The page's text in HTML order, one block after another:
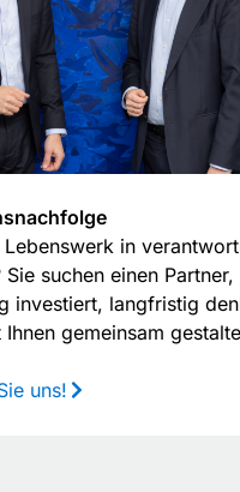
Lebenswerk in
Sie suchen einen
investiert, langfristig
gemeinsam
uns!